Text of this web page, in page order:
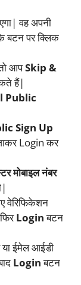
वह अपनी
बटन पर क्लिक
आपSkip &
हैं|
Public
Sign Up
Login कर
मोबाइल नंबर
वेरिफिकेशन
Loginबटन
ईमेल आईडी
Loginबटन